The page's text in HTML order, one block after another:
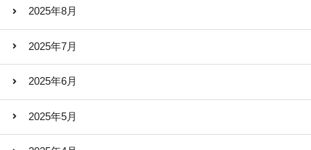
2025年8月
2025年7月
2025年6月
2025年5月